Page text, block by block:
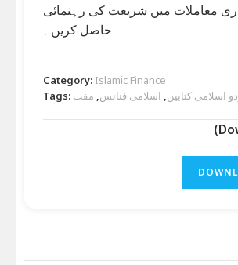
معاملات میں شریعت کی رہنمائی
حاصل کریں۔
Category: Islamic Finance
Tags:
اسلامی کتابیں, اسلامی فنانس,